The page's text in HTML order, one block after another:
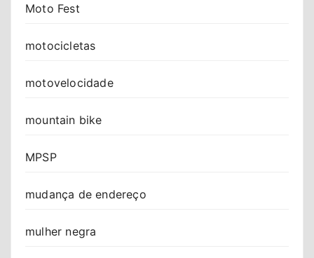
Moto Fest
motocicletas
motovelocidade
mountain bike
MPSP
mudança de endereço
mulher negra